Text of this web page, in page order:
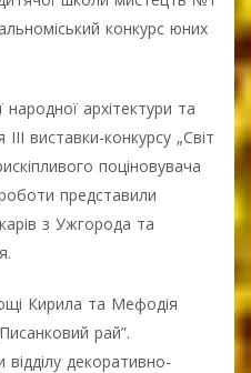
конкурс юних
архітектури та
виставки-конкурсу „Світ
поціновувача
представили
з Ужгорода та
Кирила та Мефодія
рай”.
декоративно-